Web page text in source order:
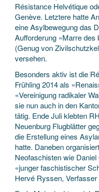
Résistance Helvétique
Genève. Letztere hatte
eine Asylbewegung das
Aufforderung «Marre
(Genug von
versehen.
Besonders aktiv ist die
Frühling 2014 als
«Vereinigung radikaler
sie nun auch in den
tätig. Ende Juli klebten
Neuenburg Flugblätter
die Erstellung eines
hatte. Daneben
Neofaschisten wie
«junger faschistischer
Hervé Ryssen,